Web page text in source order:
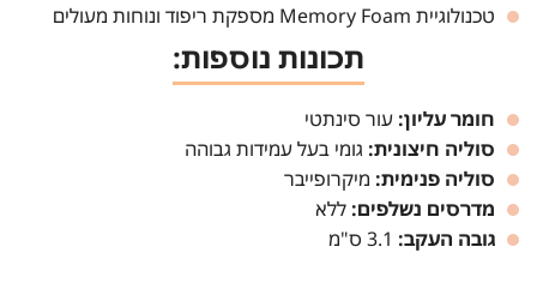
טכנולוגיית Memory Foam מספקת ריפוד ונוחות מעולים
תכונות נוספות:
חומר עליון: עור סינתטי
סוליה חיצונית: גומי בעל עמידות גבוהה
סוליה פנימית: מיקרופייבר
מדרסים נשלפים: ללא
גובה העקב: